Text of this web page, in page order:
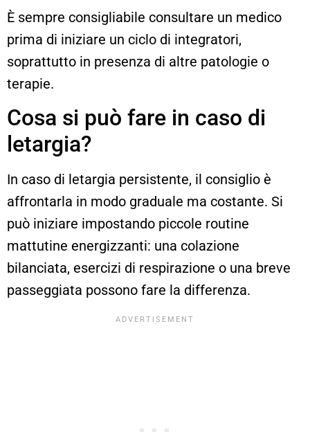
È sempre consigliabile consultare un medico
prima di iniziare un ciclo di integratori,
soprattutto in presenza di altre patologie o
terapie.
Cosa si può fare in caso di
letargia?
In caso di letargia persistente, il consiglio è
affrontarla in modo graduale ma costante. Si
può iniziare impostando piccole routine
mattutine energizzanti: una colazione
bilanciata, esercizi di respirazione o una breve
passeggiata possono fare la differenza.